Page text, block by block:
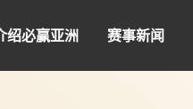
绍必赢亚洲 赛事新闻